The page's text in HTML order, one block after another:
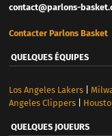
contact@parlons-
Contacter Parlons Basket
QUELQUES ÉQUIPES
Los Angeles Lakers|
Angeles Clippers|
QUELQUES JOUEURS